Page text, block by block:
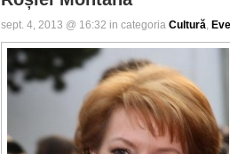
sept. 4, 2013 @ 16:32 in categoria Cultură,